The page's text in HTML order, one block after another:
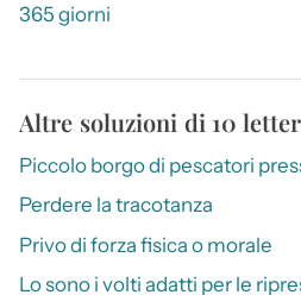
365 giorni
Altre soluzioni di 10
Piccolo borgo di pescatori
Perdere la tracotanza
Privo di forza fisica o morale
Lo sono i volti adatti per le